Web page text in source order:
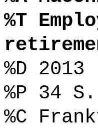
%T
%D 2013
%P 34 S.
%C